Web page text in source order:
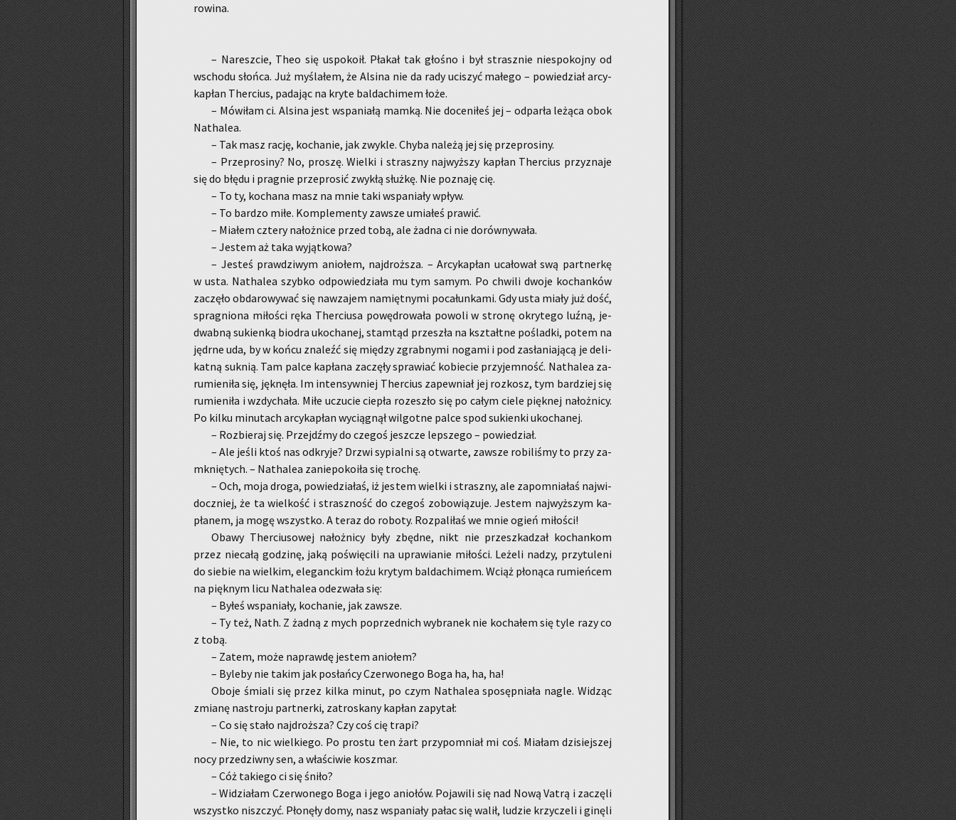
ro­wi­na.
– Na­resz­cie, Theo się uspo­ko­ił. Pła­kał tak gło­śno i był strasz­nie nie­spo­koj­ny od
wscho­du słoń­ca. Już my­śla­łem, że Al­si­na nie da rady uci­szyć ma­łe­go – po­wie­dział ar­cy­
ka­płan Ther­cius, pa­da­jąc na kryte bal­da­chi­mem łoże.
– Mó­wi­łam ci. Al­si­na jest wspa­nia­łą mamką. Nie do­ce­ni­łeś jej – od­par­ła le­żą­ca obok
Na­tha­lea.
– Tak masz rację, ko­cha­nie, jak zwy­kle. Chyba na­le­żą jej się prze­pro­si­ny.
– Prze­pro­si­ny? No, pro­szę. Wiel­ki i strasz­ny naj­wyż­szy ka­płan Ther­cius przy­zna­je
się do błędu i pra­gnie prze­pro­sić zwy­kłą służ­kę. Nie po­zna­ję cię.
– To ty, ko­cha­na masz na mnie taki wspa­nia­ły wpływ.
– To bar­dzo miłe. Kom­ple­men­ty za­wsze umia­łeś pra­wić.
– Mia­łem czte­ry na­łoż­ni­ce przed tobą, ale żadna ci nie do­rów­ny­wa­ła.
– Je­stem aż taka wy­jąt­ko­wa?
– Je­steś praw­dzi­wym anio­łem, naj­droż­sza. – Ar­cy­ka­płan uca­ło­wał swą part­ner­kę
w usta. Na­tha­lea szyb­ko od­po­wie­dzia­ła mu tym samym. Po chwi­li dwoje ko­chan­ków
za­czę­ło ob­da­ro­wy­wać się na­wza­jem na­mięt­nymi po­ca­łun­ka­mi. Gdy usta miały już dość,
spra­gnio­na mi­ło­ści ręka Ther­ciu­sa po­wę­dro­wa­ła po­wo­li w stro­nę okry­te­go luźną, je­
dwab­ną su­kien­ką bio­dra uko­cha­nej, stam­tąd prze­szła na kształt­ne po­ślad­ki, potem na
jędr­ne uda, by w końcu zna­leźć się mię­dzy zgrab­ny­mi no­ga­mi i pod za­sła­nia­ją­cą je de­li­
kat­ną suk­nią. Tam palce ka­pła­na za­czę­ły spra­wiać ko­bie­cie przy­jem­ność. Na­tha­lea za­
ru­mie­ni­ła się, jęk­nę­ła. Im in­ten­syw­niej­ Ther­cius za­pew­niał jej roz­kosz, tym bar­dziej się
ru­mie­ni­ła i wzdy­cha­ła. Miłe uczu­cie cie­pła ro­ze­szło się po całym ciele pięk­nej na­łoż­ni­cy.
Po kilku mi­nu­tach ar­cy­ka­płan wy­cią­gnął wil­got­ne palce spod su­kien­ki uko­cha­nej.
– Roz­bie­raj się. Przejdź­my do cze­goś jesz­cze lep­sze­go – po­wie­dział.
– Ale jeśli ktoś nas od­kry­je? Drzwi sy­pial­ni są otwar­te, za­wsze ro­bi­li­śmy to przy za­
mknię­tych. – Na­tha­lea za­nie­po­ko­iła się tro­chę.
– Och, moja droga, po­wie­dzia­łaś, iż je­stem wiel­ki i strasz­ny, ale za­po­mnia­łaś naj­wi­
docz­niej, że ta wiel­kość i strasz­ność do cze­goś zo­bo­wią­zu­je. Je­stem naj­wyż­szym ka­
pła­nem, ja mogę wszyst­ko. A teraz do ro­bo­ty. Roz­pa­li­łaś we mnie ogień mi­ło­ści!
Obawy Ther­ciu­so­wej na­łoż­ni­cy były zbęd­ne, nikt nie prze­szka­dzał ko­chan­kom
przez nie­ca­łą go­dzi­nę, jaką po­świę­ci­li na upra­wia­nie mi­ło­ści. Le­że­li nadzy, przy­tu­le­ni
do sie­bie na wiel­kim, ele­ganc­kim łożu kry­tym bal­da­chi­mem. Wciąż pło­ną­ca ru­mień­cem
na pięk­nym licu Na­tha­lea ode­zwa­ła się:
– Byłeś wspa­nia­ły, ko­cha­nie, jak za­wsze.
– Ty też, Nath. Z żadną z mych po­przed­nich wy­bra­nek nie ko­cha­łem się tyle razy co
z tobą.
– Zatem, może na­praw­dę je­stem anio­łem?
– By­le­by nie takim jak po­słań­cy Czer­wo­ne­go Boga ha, ha, ha!
Oboje śmia­li się przez kilka minut, po czym Na­tha­lea spo­sęp­nia­ła nagle. Wi­dząc
zmia­nę na­stro­ju part­ner­ki, za­tro­ska­ny ka­płan za­py­tał:
– Co się stało naj­droż­sza? Czy coś cię trapi?
– Nie, to nic wiel­kie­go. Po pro­stu ten żart przy­po­mniał mi coś. Mia­łam dzi­siej­szej
nocy prze­dziw­ny sen, a wła­ści­wie kosz­mar.
– Cóż ta­kie­go ci się śniło?
– Wi­dzia­łam Czer­wo­ne­go Boga i jego anio­łów. Po­ja­wi­li się nad Nową Vatrą i za­czę­li
wszyst­ko nisz­czyć. Pło­nę­ły domy, nasz wspa­nia­ły pałac się walił, lu­dzie krzy­cze­li i gi­nę­li